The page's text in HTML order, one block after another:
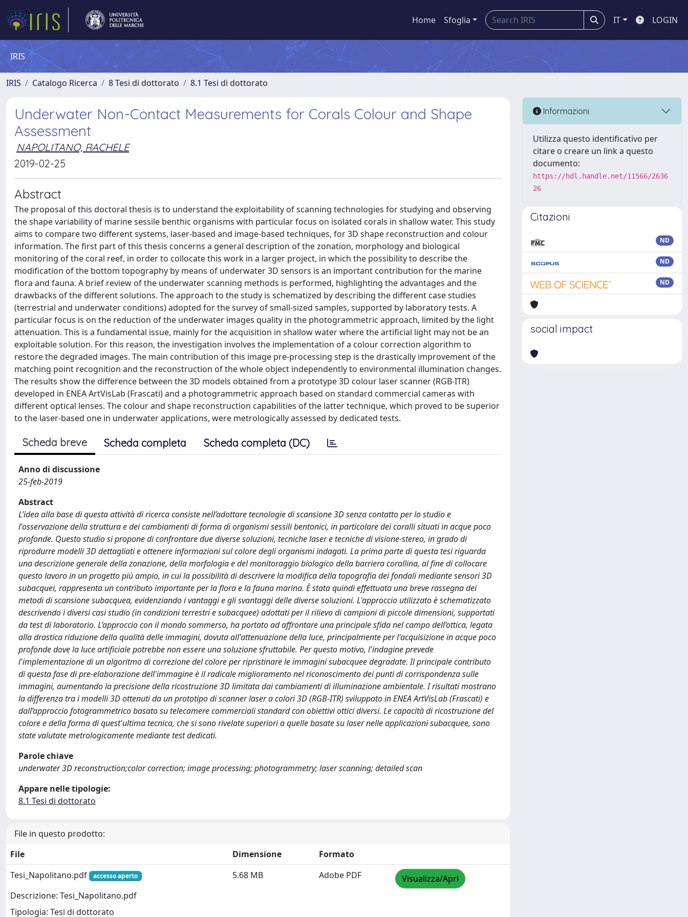
Home Sfoglia IT LOGIN
IRIS
IRIS Catalogo Ricerca 8 Tesi di dottorato 8.1 Tesi di dottorato
Underwater Non-Contact Measurements for Corals Colour and Shape
Assessment
NAPOLITANO, RACHELE
2019-02-25
Abstract
The proposal of this doctoral thesis is to understand the exploitability of scanning technologies for studying and observing
the shape variability of marine sessile benthic organisms with particular focus on isolated corals in shallow water. This study
aims to compare two different systems, laser-based and image-based techniques, for 3D shape reconstruction and colour
information. The first part of this thesis concerns a general description of the zonation, morphology and biological
monitoring of the coral reef, in order to collocate this work in a larger project, in which the possibility to describe the
modification of the bottom topography by means of underwater 3D sensors is an important contribution for the marine
flora and fauna. A brief review of the underwater scanning methods is performed, highlighting the advantages and the
drawbacks of the different solutions. The approach to the study is schematized by describing the different case studies
(terrestrial and underwater conditions) adopted for the survey of small-sized samples, supported by laboratory tests. A
particular focus is on the reduction of the underwater images quality in the photogrammetric approach, limited by the light
attenuation. This is a fundamental issue, mainly for the acquisition in shallow water where the artificial light may not be an
exploitable solution. For this reason, the investigation involves the implementation of a colour correction algorithm to
restore the degraded images. The main contribution of this image pre-processing step is the drastically improvement of the
matching point recognition and the reconstruction of the whole object independently to environmental illumination changes.
The results show the difference between the 3D models obtained from a prototype 3D colour laser scanner (RGB-ITR)
developed in ENEA ArtVisLab (Frascati) and a photogrammetric approach based on standard commercial cameras with
different optical lenses. The colour and shape reconstruction capabilities of the latter technique, which proved to be superior
to the laser-based one in underwater applications, were metrologically assessed by dedicated tests.
Scheda breve Scheda completa Scheda completa (DC)
Anno di discussione
25-feb-2019
Abstract
L’idea alla base di questa attività di ricerca consiste nell’adottare tecnologie di scansione 3D senza contatto per lo studio e
l'osservazione della struttura e dei cambiamenti di forma di organismi sessili bentonici, in particolare dei coralli situati in acque poco
profonde. Questo studio si propone di confrontare due diverse soluzioni, tecniche laser e tecniche di visione-stereo, in grado di
riprodurre modelli 3D dettagliati e ottenere informazioni sul colore degli organismi indagati. La prima parte di questa tesi riguarda
una descrizione generale della zonazione, della morfologia e del monitoraggio biologico della barriera corallina, al fine di collocare
questo lavoro in un progetto più ampio, in cui la possibilità di descrivere la modifica della topografia dei fondali mediante sensori 3D
subacquei, rappresenta un contributo importante per la flora e la fauna marina. È stata quindi effettuata una breve rassegna dei
metodi di scansione subacquea, evidenziando i vantaggi e gli svantaggi delle diverse soluzioni. L'approccio utilizzato è schematizzato
descrivendo i diversi casi studio (in condizioni terrestri e subacquee) adottati per il rilievo di campioni di piccole dimensioni, supportati
da test di laboratorio. L’approccio con il mondo sommerso, ha portato ad affrontare una principale sfida nel campo dell’ottica, legata
alla drastica riduzione della qualità delle immagini, dovuta all'attenuazione della luce, principalmente per l'acquisizione in acque poco
profonde dove la luce artificiale potrebbe non essere una soluzione sfruttabile. Per questo motivo, l'indagine prevede
l'implementazione di un algoritmo di correzione del colore per ripristinare le immagini subacquee degradate. Il principale contributo
di questa fase di pre-elaborazione dell'immagine è il radicale miglioramento nel riconoscimento dei punti di corrispondenza sulle
immagini, aumentando la precisione della ricostruzione 3D limitata dai cambiamenti di illuminazione ambientale. I risultati mostrano
la differenza tra i modelli 3D ottenuti da un prototipo di scanner laser a colori 3D (RGB-ITR) sviluppato in ENEA ArtVisLab (Frascati) e
dall’approccio fotogrammetrico basato su telecamere commerciali standard con obiettivi ottici diversi. Le capacità di ricostruzione del
colore e della forma di quest'ultima tecnica, che si sono rivelate superiori a quelle basate su laser nelle applicazioni subacquee, sono
state valutate metrologicamente mediante test dedicati.
Parole chiave
underwater 3D reconstruction;color correction; image processing; photogrammetry; laser scanning; detailed scan
Appare nelle tipologie:
8.1 Tesi di dottorato
File in questo prodotto:
File
Dimensione
Formato
Tesi_Napolitano.pdf
accesso aperto
Descrizione: Tesi_Napolitano.pdf
Tipologia: Tesi di dottorato
5.68 MB Adobe PDF Visualizza/Apri
Informazioni
Utilizza questo identificativo per
citare o creare un link a questo
documento:
https://hdl.handle.net/11566/2636
26
Citazioni
ND
ND
ND
social impact